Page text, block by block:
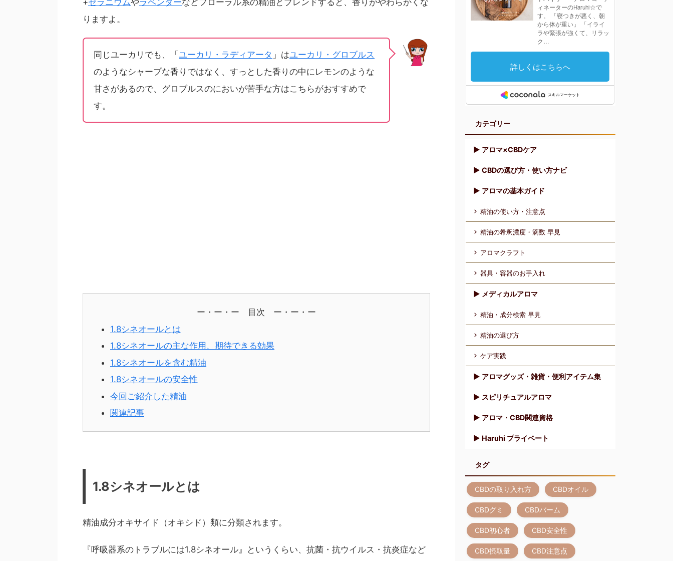
+ゼラニウムやラベンダーなどフローラル系の精油とブレンドすると、香りがやわらかくな
りますよ。
同じユーカリでも、「 ユーカリ・ラディアータ 」はユーカリ・グロブルス
のようなシャープな香りではなく、すっとした香りの中にレモンのような
甘さがあるので、グロブルスのにおいが苦手な方はこちらがおすすめで
す。
ー・ー・ー 目次 ー・ー・ー
1.8シネオールとは
1.8シネオールの主な作用、期待できる効果
1.8シネオールを含む精油
1.8シネオールの安全性
今回ご紹介した精油
関連記事
1.8シネオールとは
精油成分オキサイド（オキシド）類に分類されます。
『呼吸器系のトラブルには1.8シネオール』というくらい、抗菌・抗ウイルス・抗炎症など
カテゴリー
▶︎ アロマ×CBDケア
▶︎ CBDの選び方・使い方ナビ
▶︎ アロマの基本ガイド
精油の使い方・注意点
精油の希釈濃度・滴数 早見
アロマクラフト
器具・容器のお手入れ
▶︎ メディカルアロマ
精油・成分検索 早見
精油の選び方
ケア実践
▶︎ アロマグッズ・雑貨・便利アイテム集
▶︎ スピリチュアルアロマ
▶︎ アロマ・CBD関連資格
▶︎ Haruhi プライベート
タグ
CBDの取り入れ方 CBDオイル
CBDグミ CBDバーム
CBD初心者 CBD安全性
CBD摂取量 CBD注意点